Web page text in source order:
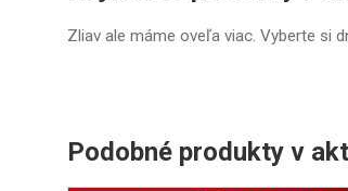
Zliav ale máme oveľa viac. Vyberte si
Podobné produkty v